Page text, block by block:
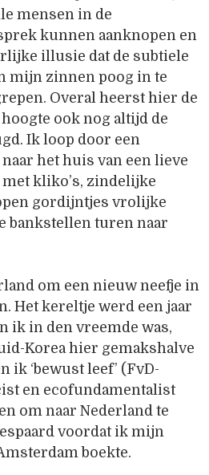
mensen in de
kunnen aanknopen en
illusie dat de subtiele
mijn zinnen poog in te
Overal heerst hier de
ook nog altijd de
Ik loop door een
het huis van een lieve
kliko’s, zindelijke
gordijntjes vrolijke
bankstellen turen naar
om een nieuw neefje in
Het kereltje werd een jaar
ik in den vreemde was,
Korea hier gemakshalve
ik ‘bewust leef’ (FvD-
en ecofundamentalist
om naar Nederland te
voordat ik mijn
boekte.